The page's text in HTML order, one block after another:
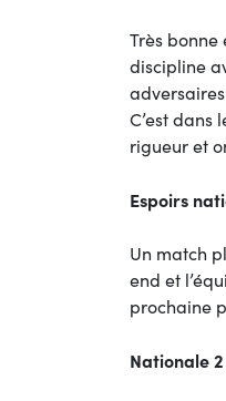
Très
discipline
C’est dans
rigueur et
Espoirs
Un match
end et
prochaine
Nationale